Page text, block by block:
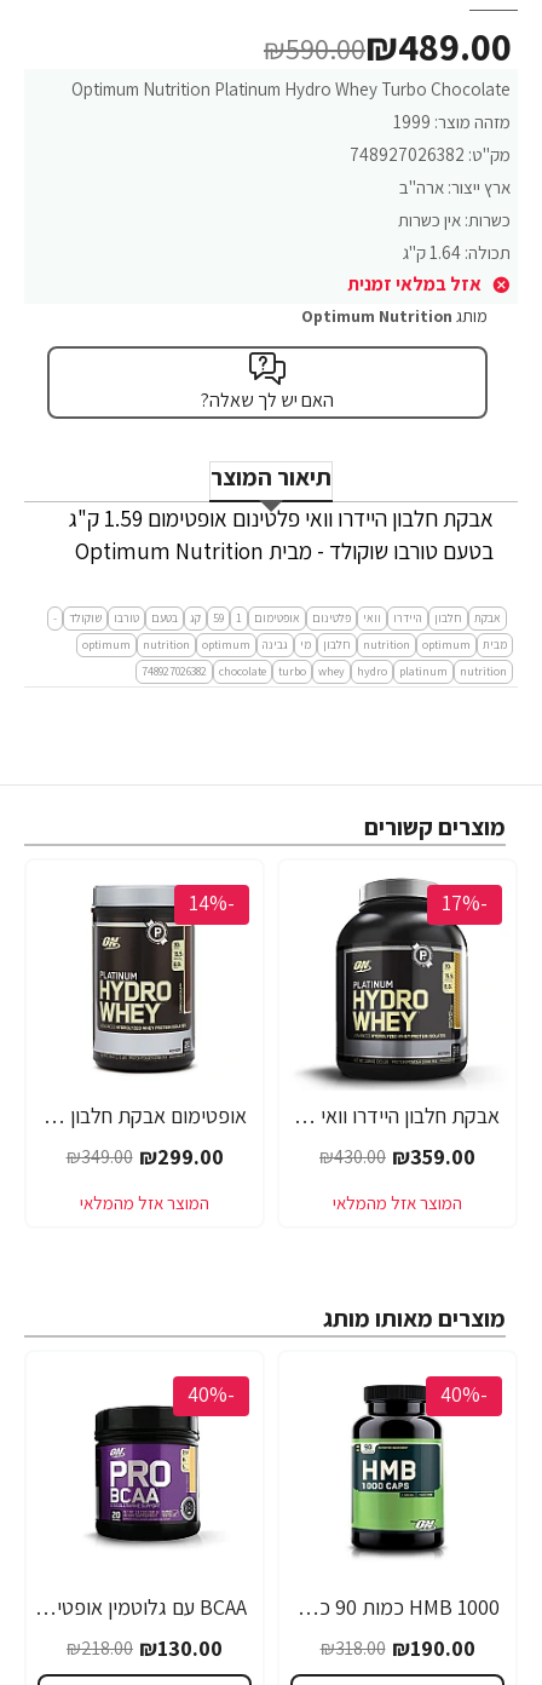
Optimum Nutrition Platinum Hydro Whey Turbo Chocolate
מזהה מוצר: 1999
מק"ט: 748927026382
ארץ ייצור: ארה"ב
כשרות: אין כשרות
תכולה: 1.64 ק"ג
אזל במלאי זמנית
₪489.00
₪590.00
מותג Optimum Nutrition
האם יש לך שאלה?
תיאור המוצר
אבקת חלבון היידרו וואי פלטינום אופטימום 1.59 ק"ג
בטעם טורבו שוקולד - מבית Optimum Nutrition
אבקת חלבון היידרו וואי פלטינום אופטימום 1
59 קג בטעם טורבו שוקולד
-
מבית
optimum
nutrition חלבון מי גבינה optimum
nutrition
optimum
nutrition
platinum
hydro
whey
turbo
chocolate
748927026382
מוצרים קשורים
-17%
אבקת חלבון היידרו וואי פלטינום אופטימום 1.59 ק"ג בטעם שוקולד חמאת בוטנים - מבית Optimum Nutrition
₪359.00
₪430.00
-14%
אופטימום אבקת חלבון היידרו וואי פלטינום 795 גרם בטעם טורבו שוקולד - מבית Optimum Nutrition
₪299.00
₪349.00
מוצרים מאותו מותג
-40%
1000 HMB כמות 90 כמוסות מבית Optimum Nutrition
₪190.00
₪318.00
-40%
BCAA עם גלוטמין אופטימום פרו סירייס טעם אפרסק מנגו 390 גרם - מבית Optimum Nutrition
₪130.00
₪218.00